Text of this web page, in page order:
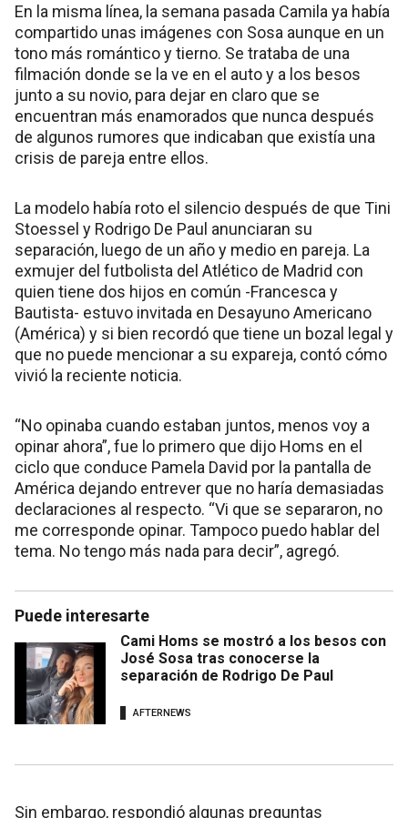
En la misma línea, la semana pasada Camila ya había
compartido unas imágenes con Sosa aunque en un
tono más romántico y tierno. Se trataba de una
filmación donde se la ve en el auto y a los besos
junto a su novio, para dejar en claro que se
encuentran más enamorados que nunca después
de algunos rumores que indicaban que existía una
crisis de pareja entre ellos.
La modelo había roto el silencio después de que Tini
Stoessel y Rodrigo De Paul anunciaran su
separación, luego de un año y medio en pareja. La
exmujer del futbolista del Atlético de Madrid con
quien tiene dos hijos en común -Francesca y
Bautista- estuvo invitada en Desayuno Americano
(América) y si bien recordó que tiene un bozal legal y
que no puede mencionar a su expareja, contó cómo
vivió la reciente noticia.
“No opinaba cuando estaban juntos, menos voy a
opinar ahora”, fue lo primero que dijo Homs en el
ciclo que conduce Pamela David por la pantalla de
América dejando entrever que no haría demasiadas
declaraciones al respecto. “Vi que se separaron, no
me corresponde opinar. Tampoco puedo hablar del
tema. No tengo más nada para decir”, agregó.
Puede interesarte
Cami Homs se mostró a los besos con
José Sosa tras conocerse la
separación de Rodrigo De Paul
AFTERNEWS
Sin embargo, respondió algunas preguntas